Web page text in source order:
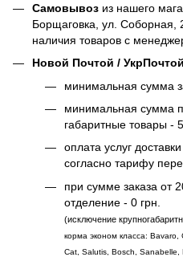
Самовывоз из нашего
Борщаговка, ул. Соборная,
наличия товаров с
Новой Почтой /
минимальная сумма
минимальная сумма
габаритные товары -
оплата услуг
согласно тарифу
при сумме заказа от
отделение - 0 грн.
(исключение
корма эконом класса:
Cat, Salutis, Bosch, Sanabelle,